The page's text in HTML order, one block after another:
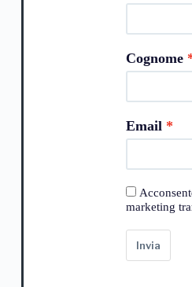
Cognome
Email
marketing
Invia